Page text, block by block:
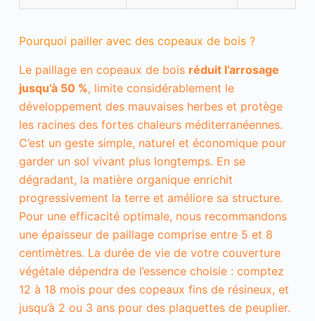
Pourquoi pailler avec des copeaux de bois ?
Le paillage en copeaux de bois réduit l’arrosage
jusqu’à 50 %, limite considérablement le
développement des mauvaises herbes et protège
les racines des fortes chaleurs méditerranéennes.
C’est un geste simple, naturel et économique pour
garder un sol vivant plus longtemps. En se
dégradant, la matière organique enrichit
progressivement la terre et améliore sa structure.
Pour une efficacité optimale, nous recommandons
une épaisseur de paillage comprise entre 5 et 8
centimètres. La durée de vie de votre couverture
végétale dépendra de l’essence choisie : comptez
12 à 18 mois pour des copeaux fins de résineux, et
jusqu’à 2 ou 3 ans pour des plaquettes de peuplier.
I
n
d
i
s